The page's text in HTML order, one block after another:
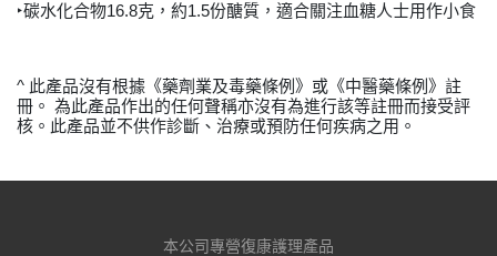
‣碳水化合物16.8克，約1.5份醣質，適合關注血糖人士用作小食
^ 此產品沒有根據《藥劑業及毒藥條例》或《中醫藥條例》註
冊。 為此產品作出的任何聲稱亦沒有為進行該等註冊而接受評
核。此產品並不供作診斷、治療或預防任何疾病之用。
本公司專營復康護理產品